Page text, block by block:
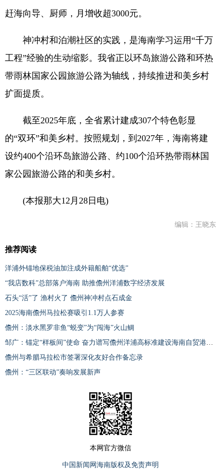
赶海向导、厨师，月增收超3000元。
神冲村和泊潮社区的实践，是海南学习运用“千万
工程”经验的生动缩影。我省正以环岛旅游公路和环热
带雨林国家公园旅游公路为轴线，持续推进和美乡村
扩面提质。
截至2025年底，全省累计建成307个特色彰显
的“双环”和美乡村。按照规划，到2027年，海南将建
设约400个沿环岛旅游公路、约100个沿环热带雨林国
家公园旅游公路的和美乡村。
(本报那大12月28日电)
编辑：王晓东
推荐阅读
洋浦外锚地保税油加注成外籍船舶“优选”
“我店数科”总部落户海南 助推儋州洋浦数字经济发展
石头“活”了 渔村火了 儋州神冲村点石成金
2025海南儋州马拉松赛吸引1.1万人参赛
儋州：淡水黑罗非鱼“蜕变”为“闯海”火山鲷
邹广：锚定“样板间”使命 奋力谱写儋州洋浦高标准建设海南自贸港新篇章
儋州与希腊马拉松市签署深化友好合作备忘录
儋州：“三区联动”奏响发展新声
本网官方微信
中国新闻网海南版权及免责声明